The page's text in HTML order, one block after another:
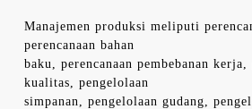
Manajemen produksi meliputi
perencanaan bahan
baku, perencanaan pembebanan kerja,
kualitas, pengelolaan
simpanan, pengelolaan gudang,